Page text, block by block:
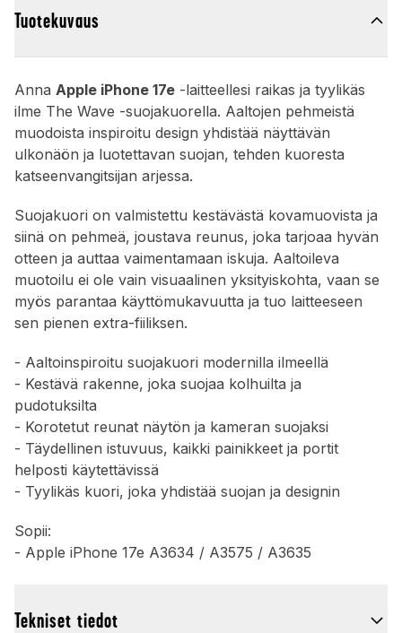
Tuotekuvaus
Anna Apple iPhone 17e -laitteellesi raikas ja tyylikäs
ilme The Wave -suojakuorella. Aaltojen pehmeistä
muodoista inspiroitu design yhdistää näyttävän
ulkonäön ja luotettavan suojan, tehden kuoresta
katseenvangitsijan arjessa.
Suojakuori on valmistettu kestävästä kovamuovista ja
siinä on pehmeä, joustava reunus, joka tarjoaa hyvän
otteen ja auttaa vaimentamaan iskuja. Aaltoileva
muotoilu ei ole vain visuaalinen yksityiskohta, vaan se
myös parantaa käyttömukavuutta ja tuo laitteeseen
sen pienen extra-fiiliksen.
- Aaltoinspiroitu suojakuori modernilla ilmeellä
- Kestävä rakenne, joka suojaa kolhuilta ja
pudotuksilta
- Korotetut reunat näytön ja kameran suojaksi
- Täydellinen istuvuus, kaikki painikkeet ja portit
helposti käytettävissä
- Tyylikäs kuori, joka yhdistää suojan ja designin
Sopii:
- Apple iPhone 17e A3634 / A3575 / A3635
Tekniset tiedot